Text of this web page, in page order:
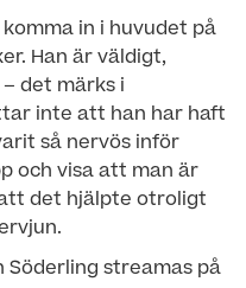
in i huvudet på
Han är väldigt,
det märks i
inte att han har haft
så nervös inför
och visa att man är
det hjälpte otroligt
Söderling streamas på